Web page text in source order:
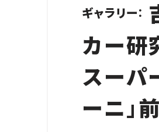
ギャラリー：
カー研
スーパ
ーニ」